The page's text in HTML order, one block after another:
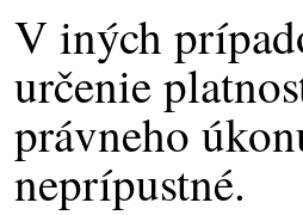
V iných
určenie
právneho
neprípustné.